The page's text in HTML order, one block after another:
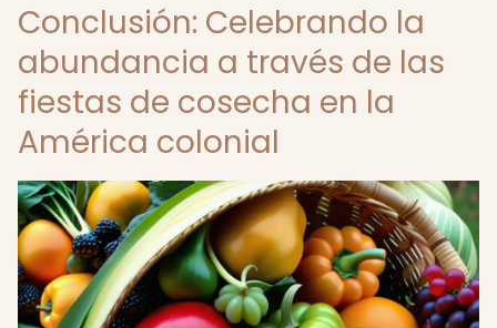
Conclusión: Celebrando la
abundancia a través de las
fiestas de cosecha en la
América colonial